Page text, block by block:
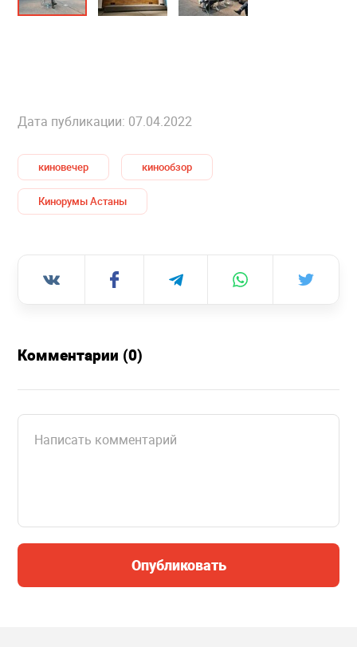
Дата публикации: 07.04.2022
киновечер кинообзор
Кинорумы Астаны
Комментарии (0)
Опубликовать